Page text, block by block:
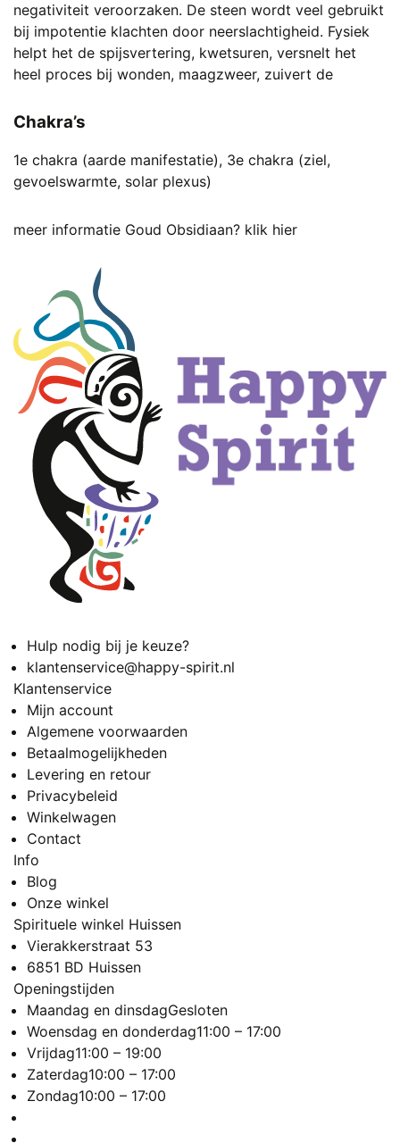
negativiteit veroorzaken. De steen wordt veel gebruikt
bij impotentie klachten door neerslachtigheid. Fysiek
helpt het de spijsvertering, kwetsuren, versnelt het
heel proces bij wonden, maagzweer, zuivert de
Chakra’s
1e chakra (aarde manifestatie), 3e chakra (ziel,
gevoelswarmte, solar plexus)
meer informatie Goud Obsidiaan? klik hier
Hulp nodig bij je keuze?
klantenservice@happy-spirit.nl
Klantenservice
Mijn account
Algemene voorwaarden
Betaalmogelijkheden
Levering en retour
Privacybeleid
Winkelwagen
Contact
Info
Blog
Onze winkel
Spirituele winkel Huissen
Vierakkerstraat 53
6851 BD Huissen
Openingstijden
Maandag en dinsdagGesloten
Woensdag en donderdag11:00 – 17:00
Vrijdag11:00 – 19:00
Zaterdag10:00 – 17:00
Zondag10:00 – 17:00